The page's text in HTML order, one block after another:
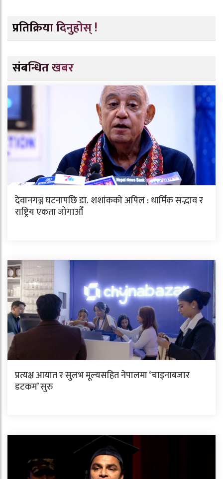
प्रतिक्रिया दिनुहोस् !
संबन्धित खबर
देवानगञ्ज घटनापछि डा. शशांककाे अपिल : धार्मिक सद्भाव र
राष्ट्रिय एकता जोगाऔँ
प्रत्यक्ष आयात र सुलभ मूल्यसहित नेपालमा ‘चाइनाबजार
डटकम’ सुरु